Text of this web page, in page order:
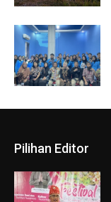
Pilihan Editor